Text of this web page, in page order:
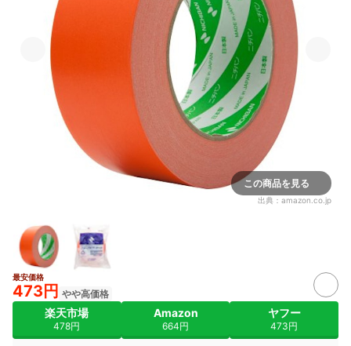
この商品を見る
出典： amazon.co.jp
最安価格
473円 やや高価格
楽天市場
478円
Amazon
664円
ヤフー
473円